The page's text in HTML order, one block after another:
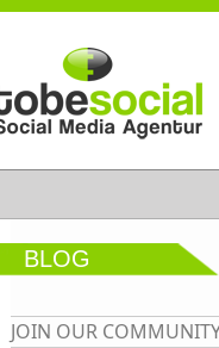
BLOG
JOIN OUR